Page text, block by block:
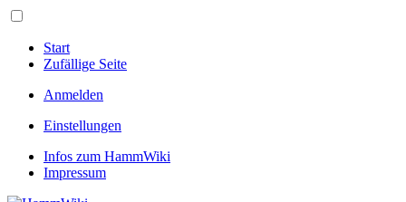
Start
Zufällige Seite
Anmelden
Einstellungen
Infos zum HammWiki
Impressum